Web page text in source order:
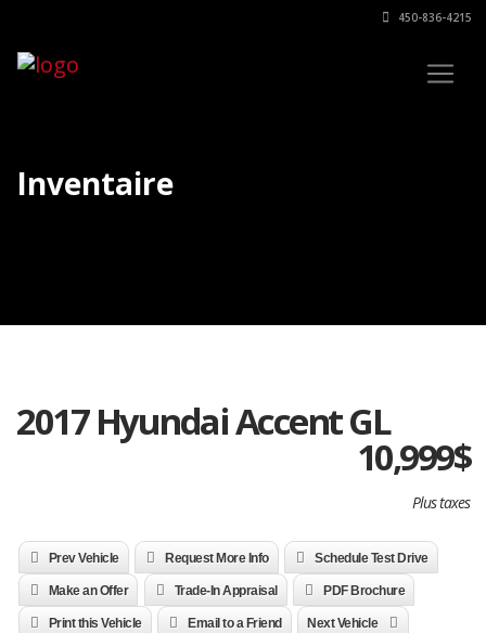
450-836-4215
Inventaire
2017 Hyundai Accent GL
10,999$
Plus taxes
Prev Vehicle Request More Info Schedule Test Drive
Make an Offer Trade-In Appraisal PDF Brochure
Print this Vehicle Email to a Friend Next Vehicle